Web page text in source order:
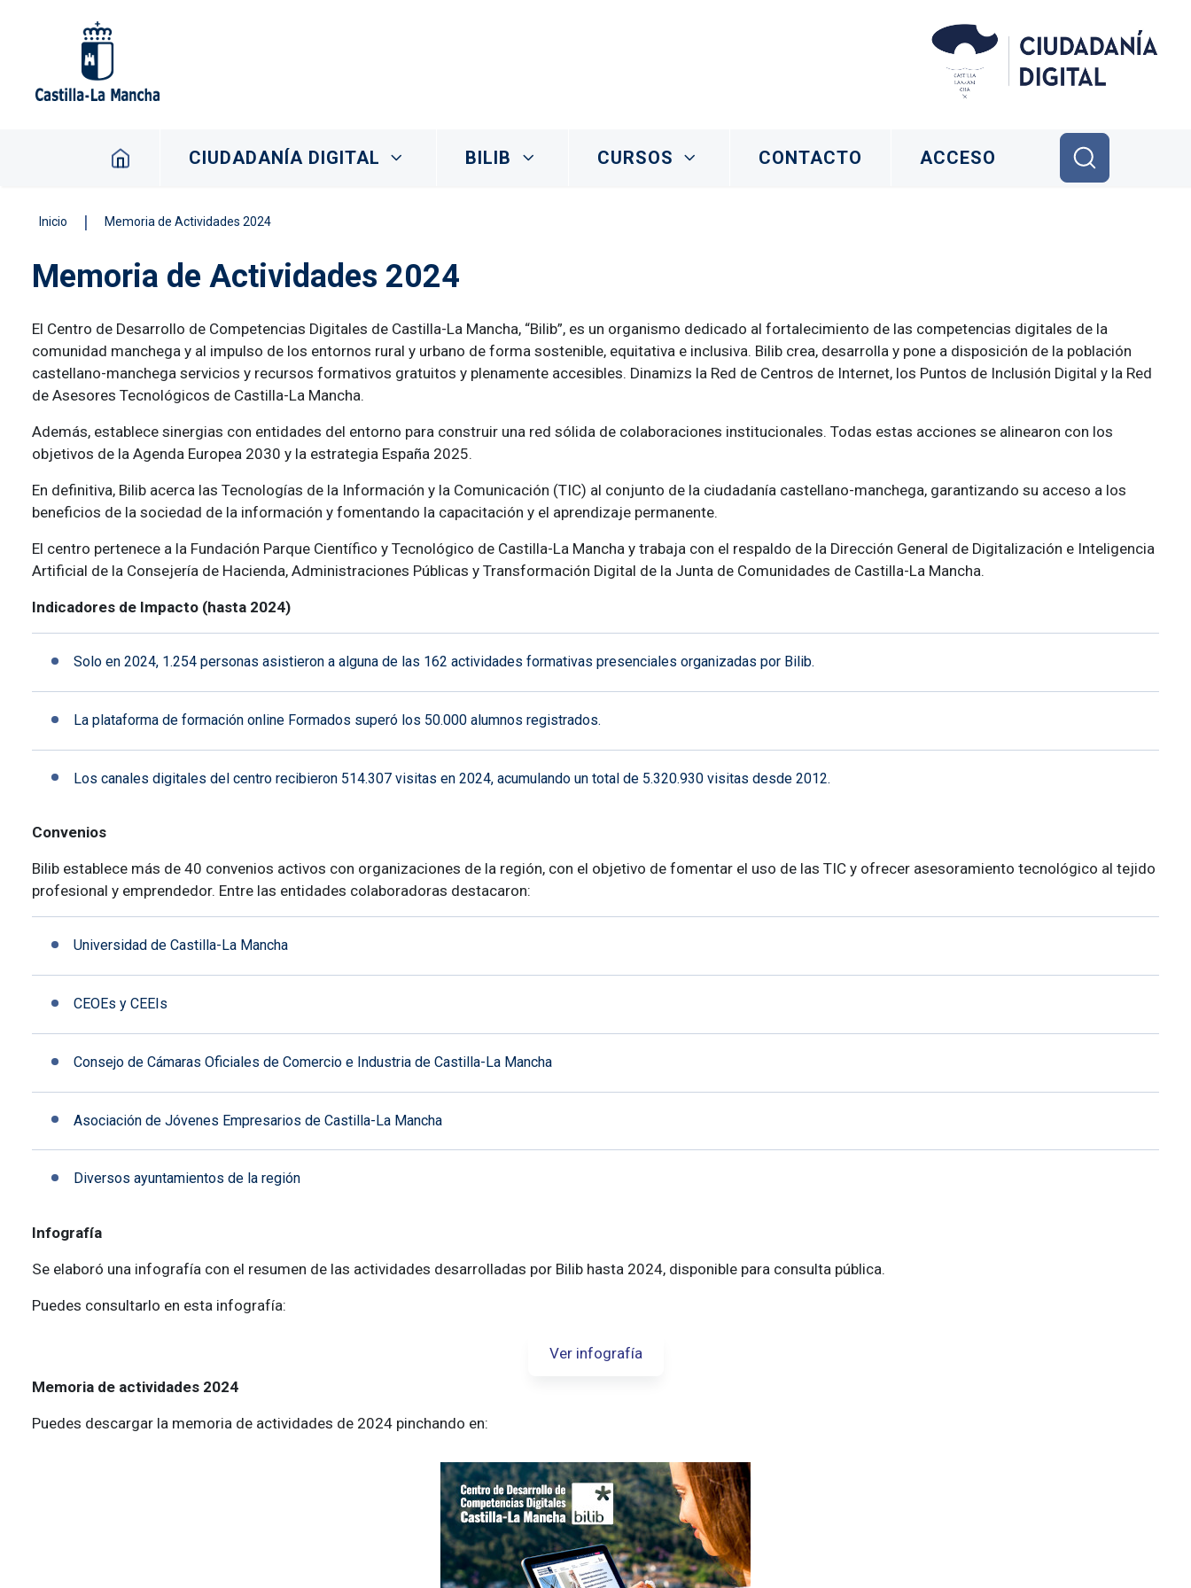
Navegación principal
CIUDADANÍA DIGITAL BILIB CURSOS CONTACTO ACCESO
Inicio Memoria de Actividades 2024
Memoria de Actividades 2024
El Centro de Desarrollo de Competencias Digitales de Castilla-La Mancha, “Bilib”, es un organismo dedicado al fortalecimiento de las competencias digitales de la
comunidad manchega y al impulso de los entornos rural y urbano de forma sostenible, equitativa e inclusiva. Bilib crea, desarrolla y pone a disposición de la población
castellano-manchega servicios y recursos formativos gratuitos y plenamente accesibles. Dinamizs la Red de Centros de Internet, los Puntos de Inclusión Digital y la Red
de Asesores Tecnológicos de Castilla-La Mancha.
Además, establece sinergias con entidades del entorno para construir una red sólida de colaboraciones institucionales. Todas estas acciones se alinearon con los
objetivos de la Agenda Europea 2030 y la estrategia España 2025.
En definitiva, Bilib acerca las Tecnologías de la Información y la Comunicación (TIC) al conjunto de la ciudadanía castellano-manchega, garantizando su acceso a los
beneficios de la sociedad de la información y fomentando la capacitación y el aprendizaje permanente.
El centro pertenece a la Fundación Parque Científico y Tecnológico de Castilla-La Mancha y trabaja con el respaldo de la Dirección General de Digitalización e Inteligencia
Artificial de la Consejería de Hacienda, Administraciones Públicas y Transformación Digital de la Junta de Comunidades de Castilla-La Mancha.
Indicadores de Impacto (hasta 2024)
Solo en 2024, 1.254 personas asistieron a alguna de las 162 actividades formativas presenciales organizadas por Bilib.
La plataforma de formación online Formados superó los 50.000 alumnos registrados.
Los canales digitales del centro recibieron 514.307 visitas en 2024, acumulando un total de 5.320.930 visitas desde 2012.
Convenios
Bilib establece más de 40 convenios activos con organizaciones de la región, con el objetivo de fomentar el uso de las TIC y ofrecer asesoramiento tecnológico al tejido
profesional y emprendedor. Entre las entidades colaboradoras destacaron:
Universidad de Castilla-La Mancha
CEOEs y CEEIs
Consejo de Cámaras Oficiales de Comercio e Industria de Castilla-La Mancha
Asociación de Jóvenes Empresarios de Castilla-La Mancha
Diversos ayuntamientos de la región
Infografía
Se elaboró una infografía con el resumen de las actividades desarrolladas por Bilib hasta 2024, disponible para consulta pública.
Puedes consultarlo en esta infografía:
Ver infografía
Memoria de actividades 2024
Puedes descargar la memoria de actividades de 2024 pinchando en: